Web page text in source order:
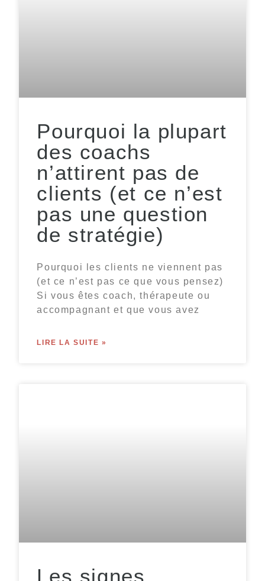
Pourquoi la plupart
des coachs
n’attirent pas de
clients (et ce n’est
pas une question
de stratégie)
Pourquoi les clients ne viennent pas
(et ce n’est pas ce que vous pensez)
Si vous êtes coach, thérapeute ou
accompagnant et que vous avez
LIRE LA SUITE »
Les signes